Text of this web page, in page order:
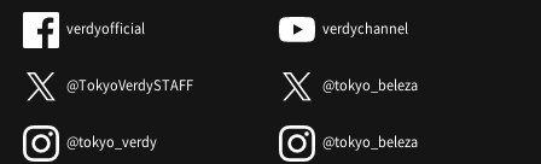
verdyofficial verdychannel
@TokyoVerdySTAFF @tokyo_beleza
@tokyo_verdy @tokyo_beleza